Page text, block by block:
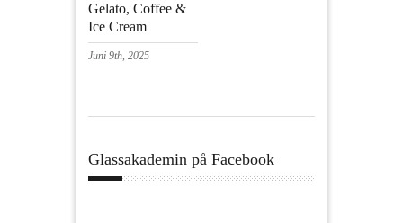
Gelato, Coffee &
Ice Cream
Juni 9th, 2025
Glassakademin på Facebook